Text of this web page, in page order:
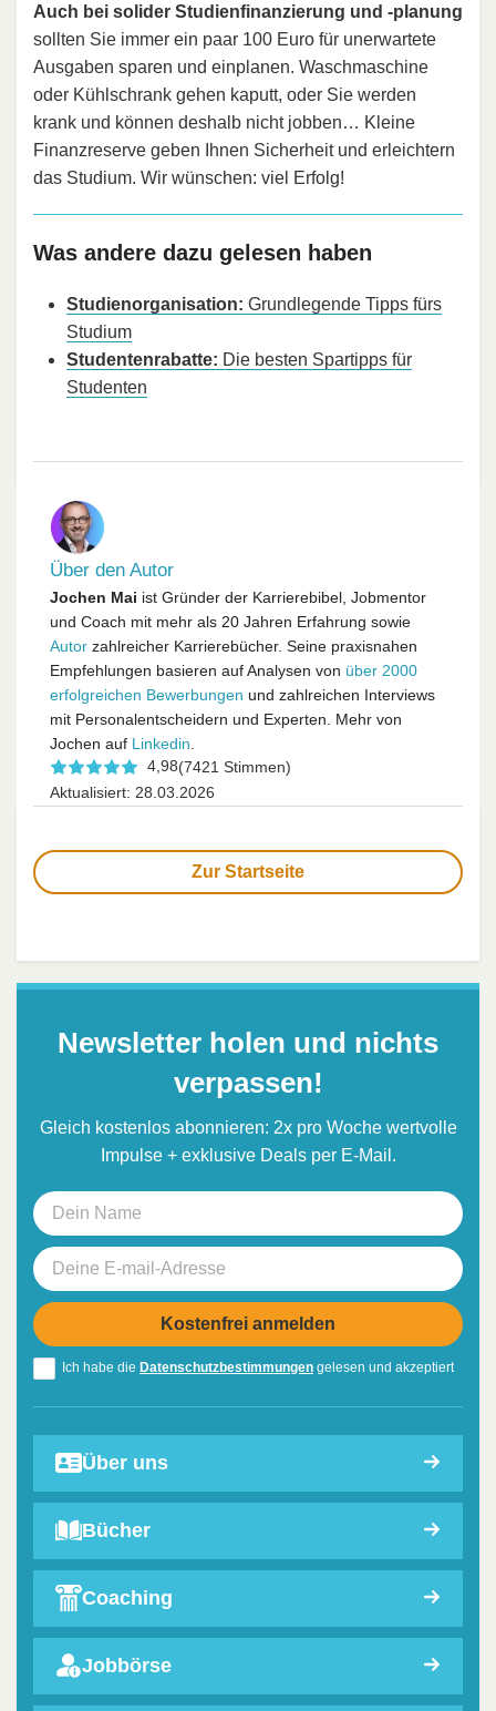
Auch bei solider Studienfinanzierung und -planung
sollten Sie immer ein paar 100 Euro für unerwartete
Ausgaben sparen und einplanen. Waschmaschine
oder Kühlschrank gehen kaputt, oder Sie werden
krank und können deshalb nicht jobben… Kleine
Finanzreserve geben Ihnen Sicherheit und erleichtern
das Studium. Wir wünschen: viel Erfolg!
Was andere dazu gelesen haben
Studienorganisation: Grundlegende Tipps fürs
Studium
Studentenrabatte: Die besten Spartipps für
Studenten
Über den Autor
Jochen Mai ist Gründer der Karrierebibel, Jobmentor
und Coach mit mehr als 20 Jahren Erfahrung sowie
Autor zahlreicher Karrierebücher. Seine praxisnahen
Empfehlungen basieren auf Analysen von über 2000
erfolgreichen Bewerbungen und zahlreichen Interviews
mit Personalentscheidern und Experten. Mehr von
Jochen auf Linkedin
4,98(7421 Stimmen)
Aktualisiert: 28.03.2026
Zur Startseite
Newsletter holen und nichts
verpassen!
Gleich kostenlos abonnieren: 2x pro Woche wertvolle
Impulse + exklusive Deals per E-Mail.
Ich habe die Datenschutzbestimmungen gelesen und akzeptiert
Über uns
Bücher
Coaching
Jobbörse